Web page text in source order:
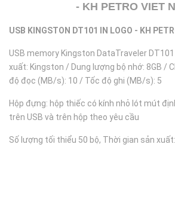
- KH PETRO VIET
USB KINGSTON DT101 IN LOGO - KH
USB memory Kingston DataTraveler DT101
xuất: Kingston / Dung lượng bộ nhớ: 8GB /
độ đọc (MB/s): 10 / Tốc độ ghi (MB/s): 5
Hộp đựng: hộp thiếc có kính nhỏ lót mút
trên USB và trên hộp theo yêu cầu
Số lượng tối thiểu 50 bộ, Thời gian sản